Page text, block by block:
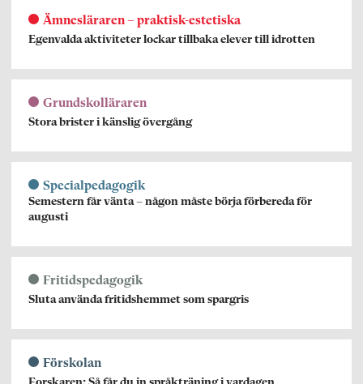
Ämnesläraren – praktisk-estetiska
Egenvalda aktiviteter lockar tillbaka elever till idrotten
Grundskolläraren
Stora brister i känslig övergång
Specialpedagogik
Semestern får vänta – någon måste börja förbereda för
augusti
Fritidspedagogik
Sluta använda fritidshemmet som spargris
Förskolan